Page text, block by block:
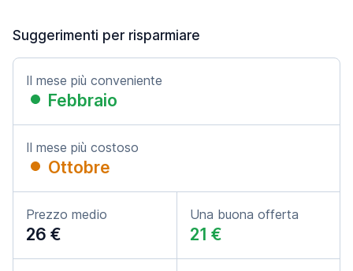
Suggerimenti per risparmiare
Il mese più conveniente
Febbraio
Il mese più costoso
Ottobre
Prezzo medio
26 €
Una buona offerta
21 €